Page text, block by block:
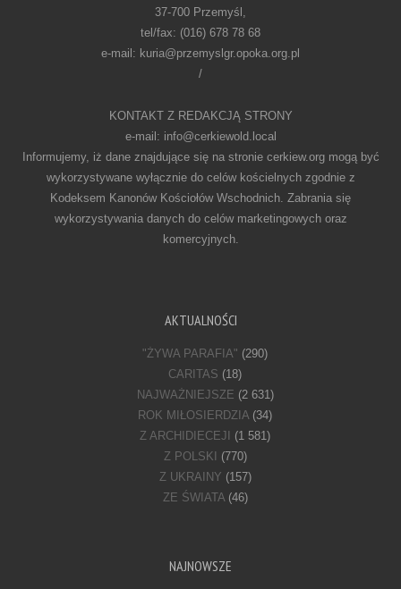
37-700 Przemyśl,
tel/fax: (016) 678 78 68
e-mail: kuria@przemyslgr.opoka.org.pl
/
KONTAKT Z REDAKCJĄ STRONY
e-mail: info@cerkiewold.local
Informujemy, iż dane znajdujące się na stronie cerkiew.org mogą być
wykorzystywane wyłącznie do celów kościelnych zgodnie z
Kodeksem Kanonów Kościołów Wschodnich. Zabrania się
wykorzystywania danych do celów marketingowych oraz
komercyjnych.
AKTUALNOŚCI
"ŻYWA PARAFIA" (290)
CARITAS (18)
NAJWAŻNIEJSZE (2 631)
ROK MIŁOSIERDZIA(34)
Z ARCHIDIECEJI
(1 581)
Z POLSKI
(770)
Z UKRAINY (157)
ZE ŚWIATA(46)
NAJNOWSZE